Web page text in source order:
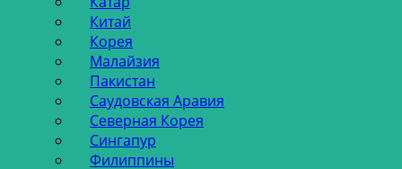
Китай
Корея
Малайзия
Пакистан
Саудовская Аравия
Северная Корея
Сингапур
Филиппины